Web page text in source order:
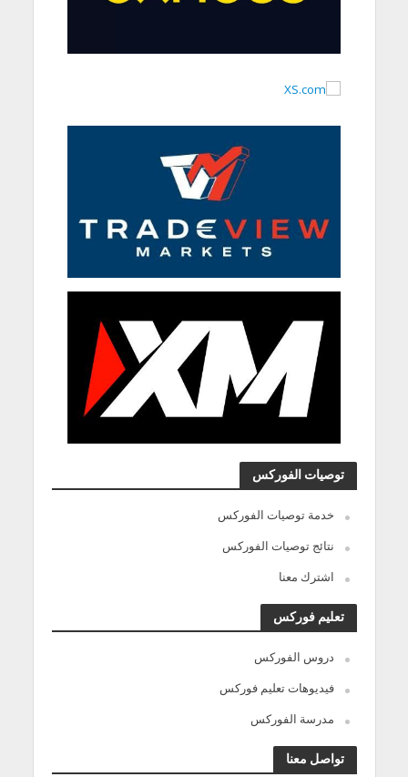
توصيات الفوركس
خدمة توصيات الفوركس
نتائج توصيات الفوركس
اشترك معنا
تعليم فوركس
دروس الفوركس
فيديوهات تعليم فوركس
مدرسة الفوركس
تواصل معنا